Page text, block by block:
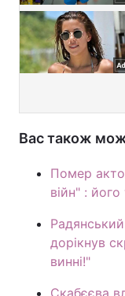
Вас також
Помер
війн" :
дорікнув
винні!"
Скабєєва